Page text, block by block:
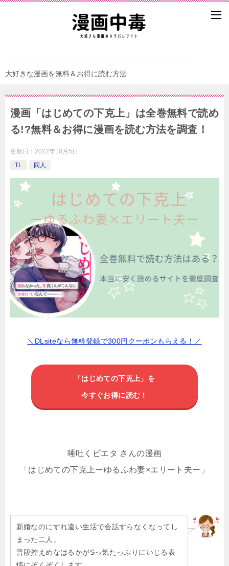
大好きな漫画を無料＆お得に読む方法
漫画「はじめての下克上」は全巻無料で読め
る!?無料＆お得に漫画を読む⽅法を調査！
更新日： 2022年10月5日
TL
同人
＼DLsiteなら無料登録で300円クーポンもらえる！／
「はじめての下克上」を
今すぐお得に読む！
唾吐くピエタ さんの漫画
「はじめての下克上ーゆるふわ妻×エリート夫ー」
新婚なのにすれ違い生活で会話すらなくなってし
まった二人。
普段控えめなはるかがSっ気たっぷりにいじる表